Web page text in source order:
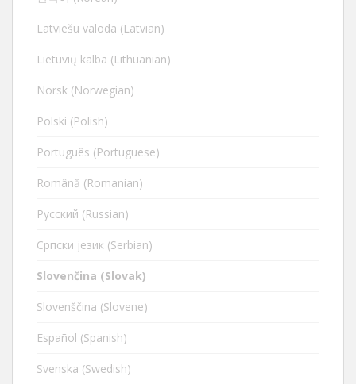
Latviešu valoda (Latvian)
Lietuvių kalba (Lithuanian)
Norsk (Norwegian)
Polski (Polish)
Português (Portuguese)
Română (Romanian)
Русский (Russian)
Cрпски језик (Serbian)
Slovenčina (Slovak)
Slovenščina (Slovene)
Español (Spanish)
Svenska (Swedish)